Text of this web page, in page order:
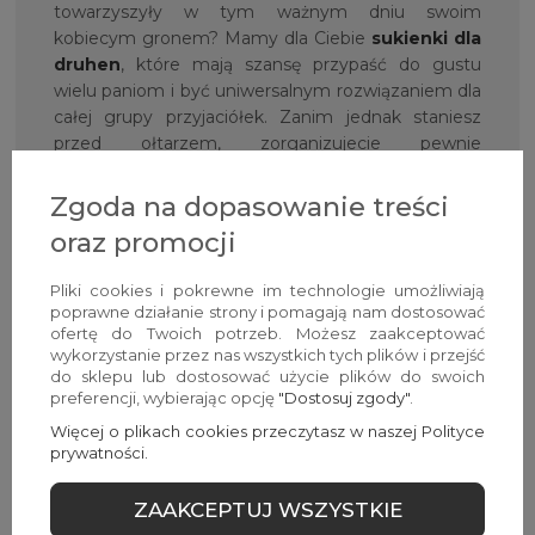
towarzyszyły w tym ważnym dniu swoim
kobiecym gronem? Mamy dla Ciebie sukienki dla
druhen, które mają szansę przypaść do gustu
wielu paniom i być uniwersalnym rozwiązaniem dla
całej grupy przyjaciółek. Zanim jednak staniesz
przed ołtarzem, zorganizujecie pewnie
dla Was kolekcjęsukienka na wieczór panieński
w imprezowej odsłonie. Niezależnie od okazji,
zAvocado Stylebędziesz czuła się pięknie,
Nie tylko sukienki mają
znaczenie — Avocado Style w
różnorodnym wydaniu!
Jak mogłaś już zauważyć, zresztą słusznie, na
naszych wirtualnych półkach sklepowych znajdują
się nie tylko piękne sukienki, eleganckie,
Zgoda na dopasowanie treści
oraz promocji
Pliki cookies i pokrewne im technologie umożliwiają
poprawne działanie strony i pomagają nam dostosować
ofertę do Twoich potrzeb. Możesz zaakceptować
wykorzystanie przez nas wszystkich tych plików i przejść
do sklepu lub dostosować użycie plików do swoich
preferencji, wybierając opcję "Dostosuj zgody"
Więcej o plikach cookies przeczytasz w naszej Polityce
prywatności.
ZAAKCEPTUJ WSZYSTKIE